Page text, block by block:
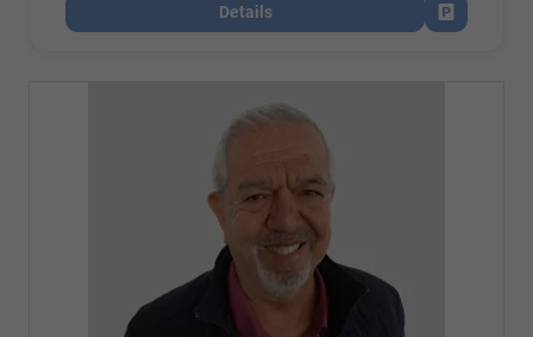
Details
Fahrzeug